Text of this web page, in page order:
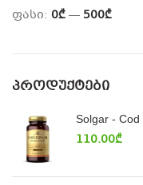
ფასი: 0₾— 500₾
ᲞᲠᲝᲓᲣᲥᲢᲔᲑᲘ
Solgar - Cod
110.00₾